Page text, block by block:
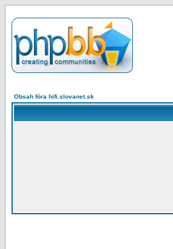
Obsah fóra hifi.slovanet.sk